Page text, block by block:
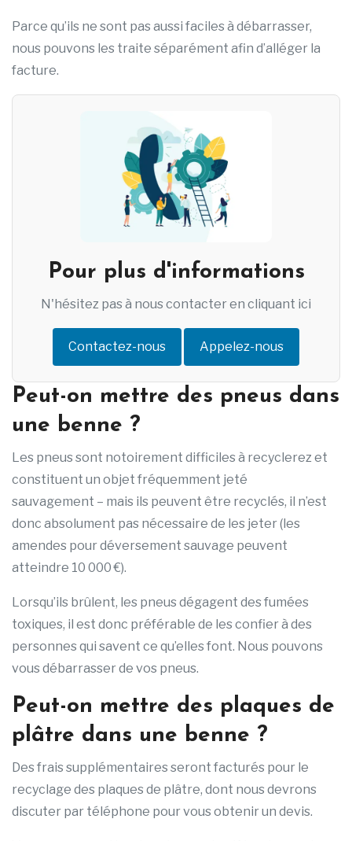
Parce qu’ils ne sont pas aussi faciles à débarrasser,
nous pouvons les traite séparément afin d’alléger la
facture.
Pour plus d'informations
N'hésitez pas à nous contacter en cliquant ici
Contactez-nous Appelez-nous
Peut-on mettre des pneus dans
une benne ?
Les pneus sont notoirement difficiles à recyclerez et
constituent un objet fréquemment jeté
sauvagement – ​​mais ils peuvent être recyclés, il n’est
donc absolument pas nécessaire de les jeter (les
amendes pour déversement sauvage peuvent
atteindre 10 000 €).
Lorsqu’ils brûlent, les pneus dégagent des fumées
toxiques, il est donc préférable de les confier à des
personnes qui savent ce qu’elles font. Nous pouvons
vous débarrasser de vos pneus.
Peut-on mettre des plaques de
plâtre dans une benne ?
Des frais supplémentaires seront facturés pour le
recyclage des plaques de plâtre, dont nous devrons
discuter par téléphone pour vous obtenir un devis.